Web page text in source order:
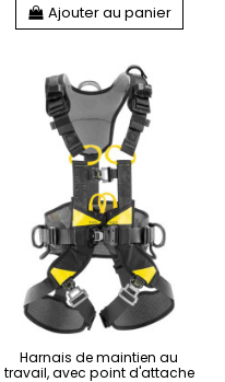
Ajouter au panier
Harnais de maintien au
travail, avec point d'attache